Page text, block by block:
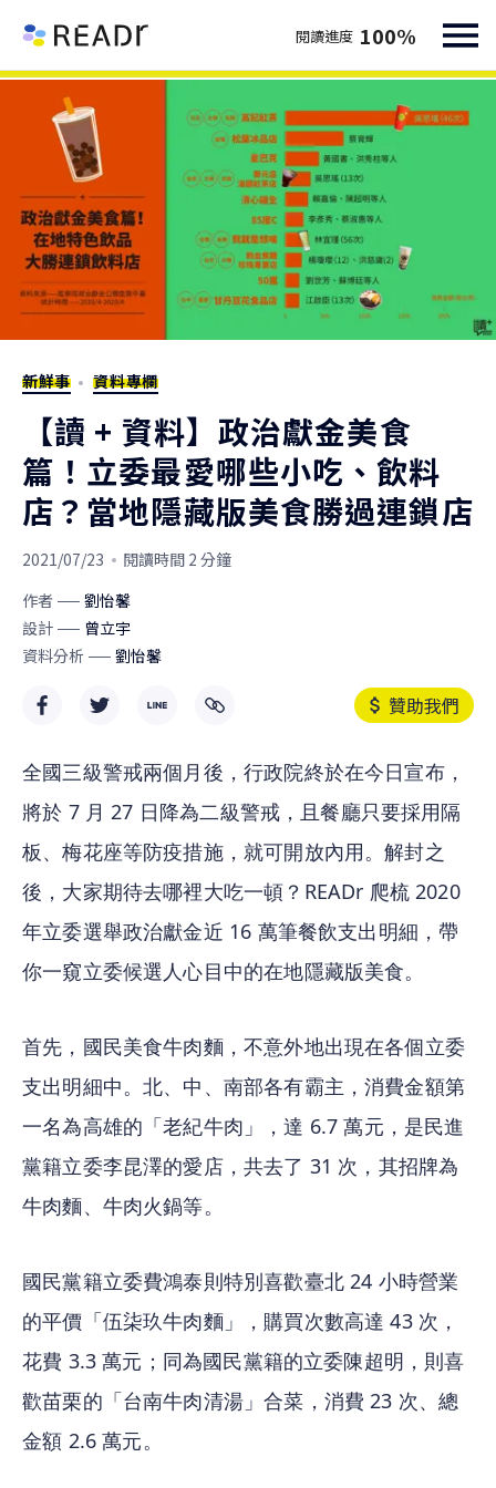
閱讀進度 100%
新鮮事 資料專欄
【讀 + 資料】政治獻金美食
篇！立委最愛哪些小吃、飲料
店？當地隱藏版美食勝過連鎖店
2021/07/23
閱讀時間 2 分鐘
作者
劉怡馨
設計
曾立宇
資料分析
劉怡馨
贊助我們
全國三級警戒兩個月後，行政院終於在今日宣布，
將於 7 月 27 日降為二級警戒，且餐廳只要採用隔
板、梅花座等防疫措施，就可開放內用。解封之
後，大家期待去哪裡大吃一頓？READr 爬梳 2020
年立委選舉政治獻金近 16 萬筆餐飲支出明細，帶
你一窺立委候選人心目中的在地隱藏版美食。
首先，國民美食牛肉麵，不意外地出現在各個立委
支出明細中。北、中、南部各有霸主，消費金額第
一名為高雄的「老紀牛肉」，達 6.7 萬元，是民進
黨籍立委李昆澤的愛店，共去了 31 次，其招牌為
牛肉麵、牛肉火鍋等。
國民黨籍立委費鴻泰則特別喜歡臺北 24 小時營業
的平價「伍柒玖牛肉麵」，購買次數高達 43 次，
花費 3.3 萬元；同為國民黨籍的立委陳超明，則喜
歡苗栗的「台南牛肉清湯」合菜，消費 23 次、總
金額 2.6 萬元。